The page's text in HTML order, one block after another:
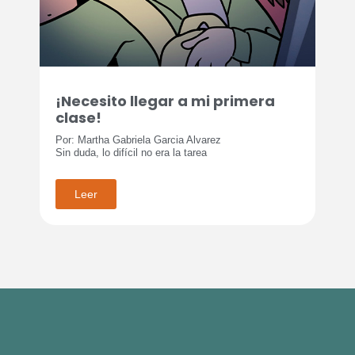
¡Necesito llegar a mi primera
clase!
Por: Martha Gabriela Garcia Alvarez
Sin duda, lo difícil no era la tarea
Leer